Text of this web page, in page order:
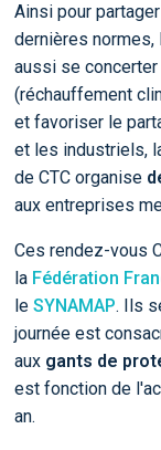
Ainsi pour
dernières
aussi se
(réchauffement
et favoriser le
et les industriels,
de CTC organise
aux entreprises
Ces rendez-vous
la Fédération
le SYNAMAP. Ils
journée est
auxgants de
est fonction de
an.